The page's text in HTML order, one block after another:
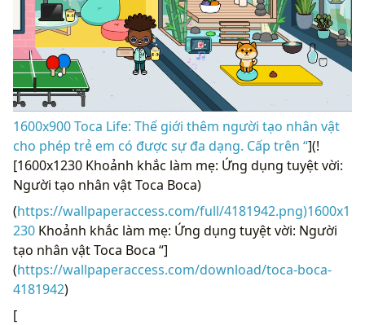
1600x900 Toca Life: Thế giới thêm người tạo nhân vật
cho phép trẻ em có được sự đa dạng. Cấp trên “](!
[1600x1230 Khoảnh khắc làm mẹ: Ứng dụng tuyệt vời:
Người tạo nhân vật Toca Boca)
(https://wallpaperaccess.com/full/4181942.png)1600x1
230 Khoảnh khắc làm mẹ: Ứng dụng tuyệt vời: Người
tạo nhân vật Toca Boca “]
(https://wallpaperaccess.com/download/toca-boca-
4181942)
[